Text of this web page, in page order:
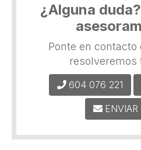
¿Alguna
Ponte en
resolveremos
604 076 221
ENVIAR